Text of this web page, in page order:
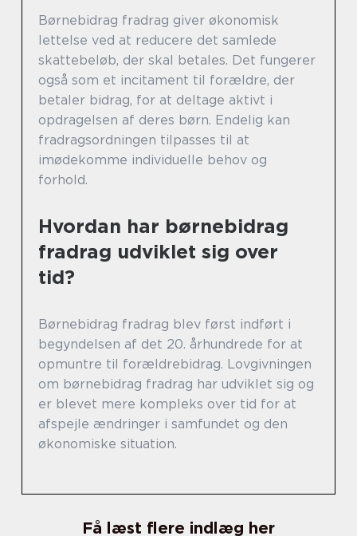
Børnebidrag fradrag giver økonomisk
lettelse ved at reducere det samlede
skattebeløb, der skal betales. Det fungerer
også som et incitament til forældre, der
betaler bidrag, for at deltage aktivt i
opdragelsen af deres børn. Endelig kan
fradragsordningen tilpasses til at
imødekomme individuelle behov og
forhold.
Hvordan har børnebidrag
fradrag udviklet sig over
tid?
Børnebidrag fradrag blev først indført i
begyndelsen af det 20. århundrede for at
opmuntre til forældrebidrag. Lovgivningen
om børnebidrag fradrag har udviklet sig og
er blevet mere kompleks over tid for at
afspejle ændringer i samfundet og den
økonomiske situation.
Få læst flere indlæg her